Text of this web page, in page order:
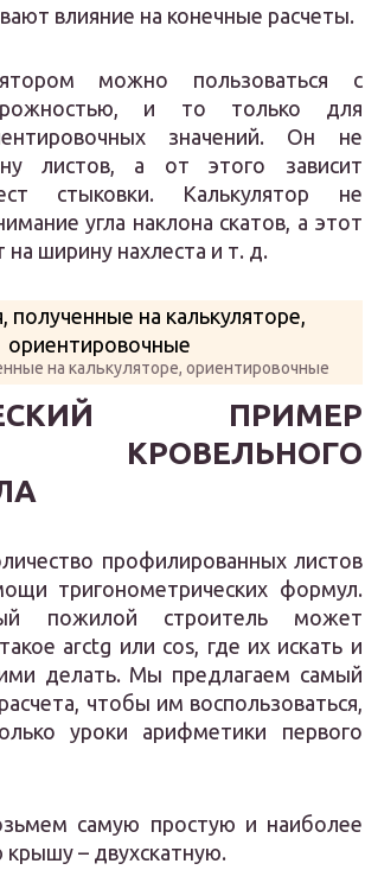
влияние на конечные расчеты.
можно пользоваться с
и то только для
значений. Он не
листов, а от этого зависит
стыковки. Калькулятор не
угла наклона скатов, а этот
на ширину нахлеста и т. д.
на калькуляторе, ориентировочные
ПРИМЕР
КРОВЕЛЬНОГО
профилированных листов
тригонометрических формул.
пожилой строитель может
arctg или cos, где их искать и
делать. Мы предлагаем самый
чтобы им воспользоваться,
уроки арифметики первого
самую простую и наиболее
крышу – двухскатную.